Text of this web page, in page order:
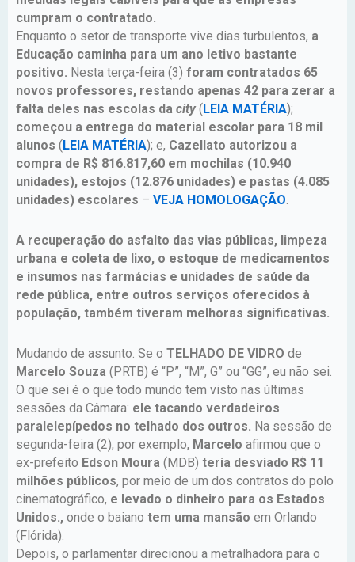
cumpram o contratado.
Enquanto o setor de transporte vive dias turbulentos, a
Educação caminha para um ano letivo bastante
positivo. Nesta terça-feira (3) foram contratados 65
novos professores, restando apenas 42 para zerar a
falta deles nas escolas da city(LEIA MATÉRIA);
começou a entrega do material escolar para 18 mil
alunos (LEIA MATÉRIA); e, Cazellato autorizou a
compra de R$ 816.817,60 em mochilas (10.940
unidades), estojos (12.876 unidades) e pastas (4.085
unidades) escolares – VEJA HOMOLOGAÇÃO.
A recuperação do asfalto das vias públicas, limpeza
urbana e coleta de lixo, o estoque de medicamentos
e insumos nas farmácias e unidades de saúde da
rede pública, entre outros serviços oferecidos à
população, também tiveram melhoras significativas.
Mudando de assunto. Se o TELHADO DE VIDRO de
Marcelo Souza (PRTB) é “P”, “M”, G” ou “GG”, eu não sei.
O que sei é o que todo mundo tem visto nas últimas
sessões da Câmara: ele tacando verdadeiros
paralelepípedos no telhado dos outros. Na sessão de
segunda-feira (2), por exemplo, Marcelo afirmou que o
ex-prefeito Edson Moura (MDB) teria desviado R$ 11
milhões públicos, por meio de um dos contratos do polo
cinematográfico, e levado o dinheiro para os Estados
Unidos., onde o baiano tem uma mansão em Orlando
(Flórida).
Depois, o parlamentar direcionou a metralhadora para o